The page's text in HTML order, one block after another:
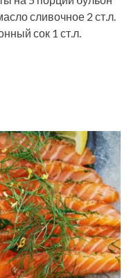
сливочное 2 ст.л.
сок 1 ст.л.